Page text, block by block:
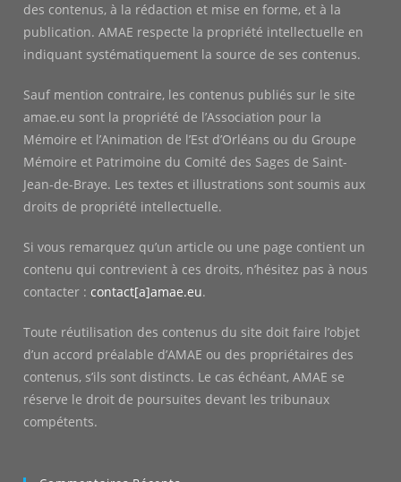
des contenus, à la rédaction et mise en forme, et à la
publication. AMAE respecte la propriété intellectuelle en
indiquant systématiquement la source de ses contenus.
Sauf mention contraire, les contenus publiés sur le site
amae.eu sont la propriété de l’Association pour la
Mémoire et l’Animation de l’Est d’Orléans ou du Groupe
Mémoire et Patrimoine du Comité des Sages de Saint-
Jean-de-Braye. Les textes et illustrations sont soumis aux
droits de propriété intellectuelle.
Si vous remarquez qu’un article ou une page contient un
contenu qui contrevient à ces droits, n’hésitez pas à nous
contacter :contact[a]amae.eu.
Toute réutilisation des contenus du site doit faire l’objet
d’un accord préalable d’AMAE ou des propriétaires des
contenus, s’ils sont distincts. Le cas échéant, AMAE se
réserve le droit de poursuites devant les tribunaux
compétents.